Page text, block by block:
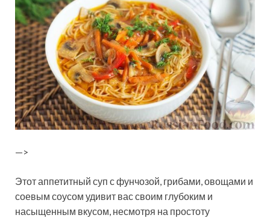
—>
Этот аппетитный суп с фунчозой, грибами, овощами и
соевым соусом удивит вас своим глубоким и
насыщенным вкусом, несмотря на простоту